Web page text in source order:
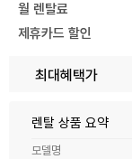
월 렌탈료
제휴카드 할인
최대혜택가
렌탈 상품 요약
모델명